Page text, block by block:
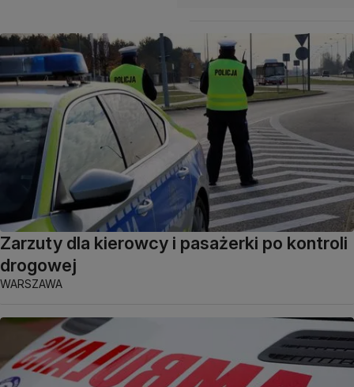
Zarzuty dla kierowcy i pasażerki po kontroli
drogowej
WARSZAWA